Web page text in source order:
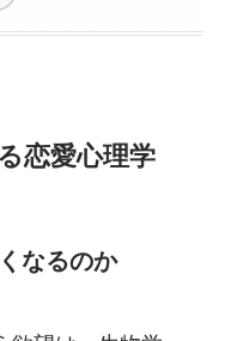
恋愛心理学
なるのか